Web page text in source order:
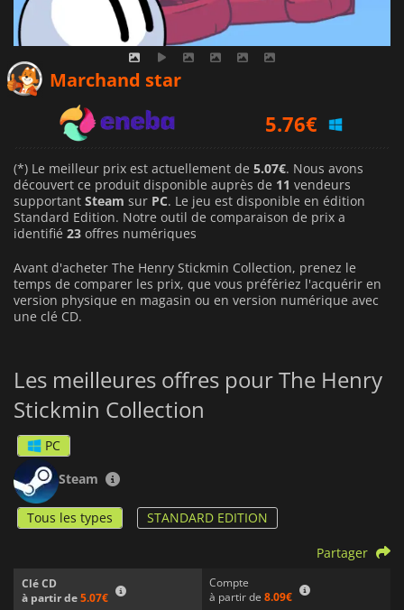
Marchand star
5.76€
8.09€
(*) Le meilleur prix est actuellement de 5.07€. Nous avons
découvert ce produit disponible auprès de 11 vendeurs
supportant Steam sur PC. Le jeu est disponible en édition
Standard Edition. Notre outil de comparaison de prix a
identifié 23 offres numériques
Avant d'acheter The Henry Stickmin Collection, prenez le
temps de comparer les prix, que vous préfériez l'acquérir en
version physique en magasin ou en version numérique avec
une clé CD.
Les meilleures offres pour The Henry
Stickmin Collection
PC
Steam
Tous les types STANDARD EDITION
Clé CD
à partir de5.07€
Compte
à partir de 8.09€
Partager